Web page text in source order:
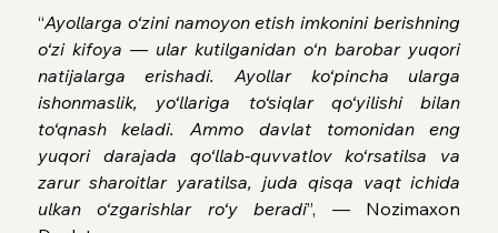
“Ayollarga o‘zini namoyon etish imkonini berishning
o‘zi kifoya — ular kutilganidan o‘n barobar yuqori
natijalarga erishadi. Ayollar ko‘pincha ularga
ishonmaslik, yo‘llariga to‘siqlar qo‘yilishi bilan
to‘qnash keladi. Ammo davlat tomonidan eng
yuqori darajada qo‘llab-quvvatlov ko‘rsatilsa va
zarur sharoitlar yaratilsa, juda qisqa vaqt ichida
ulkan o‘zgarishlar ro‘y beradi”, — Nozimaxon